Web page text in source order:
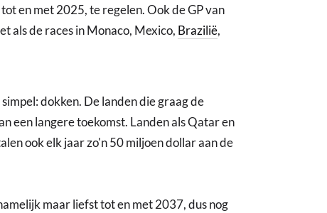
en met 2025, te regelen. Ook de GP van
als de races in Monaco, Mexico, Brazilië,
dokken. De landen die graag de
een langere toekomst. Landen als Qatar en
ook elk jaar zo'n 50 miljoen dollar aan de
maar liefst tot en met 2037, dus nog